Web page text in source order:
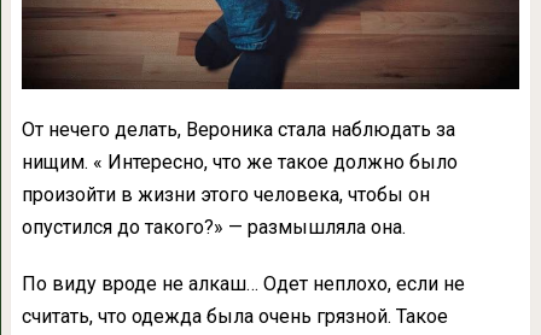
От нечего делать, Вероника стала наблюдать за
нищим. « Интересно, что же такое должно было
произойти в жизни этого человека, чтобы он
опустился до такого?» — размышляла она.
По виду вроде не алкаш… Одет неплохо, если не
считать, что одежда была очень грязной. Такое